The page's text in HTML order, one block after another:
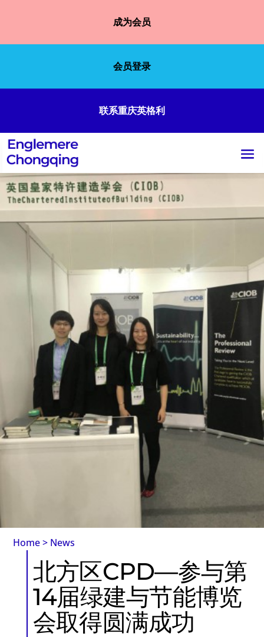
成为会员
会员登录
联系重庆英格利
Home> News
北方区CPD—参与第
14届绿建与节能博览
会取得圆满成功